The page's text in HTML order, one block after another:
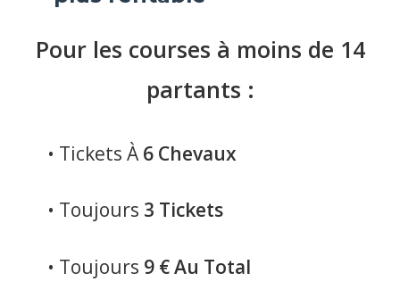
Pour les courses à moins de 14
partants :
• Tickets À6 Chevaux
• Toujours 3 Tickets
• Toujours 9 € Au Total